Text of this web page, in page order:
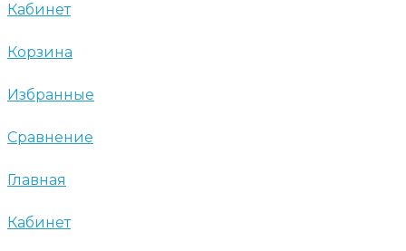
Кабинет
Корзина
Избранные
Сравнение
Главная
Кабинет